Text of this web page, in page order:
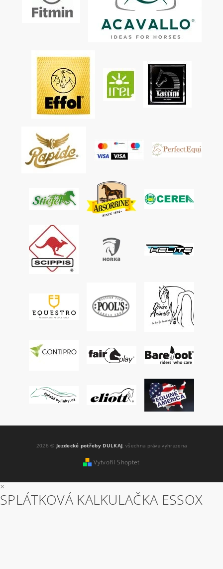
2026 © Jezdecké potřeby DULKAJ , všechna práva vyhrazena
Vytvořil Shoptet
×
SPLÁTKOVÁ KALKULAČKA ESSOX